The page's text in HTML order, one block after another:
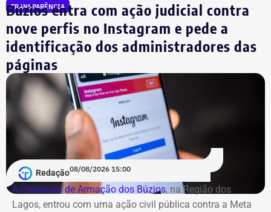
TRANSPARÊNCIA
Búzios entra com ação judicial contra
nove perfis no Instagram e pede a
identificação dos administradores das
páginas
Redação08/08/2026 15:00
A Prefeitura de Armação dos Búzios, na Região dos
Lagos, entrou com uma ação civil pública contra a Meta